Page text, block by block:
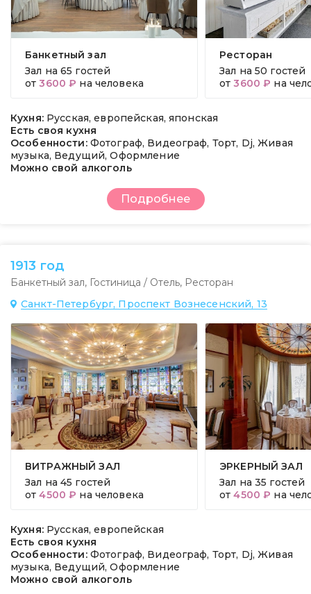
Банкетный зал
Зал на 65 гостей
от3600 ₽ на человека
Ресторан
Зал на 50 гостей
от3600 ₽ на
Кухня: Русская, европейская, японская
Есть своя кухня
Особенности: Фотограф, Видеограф, Торт, Dj, Живая
музыка, Ведущий, Оформление
Можно свой алкоголь
Подробнее
1913 год
Банкетный зал, Гостиница / Отель, Ресторан
Санкт-Петербург, Проспект Вознесенский, 13
ВИТРАЖНЫЙ ЗАЛ
Зал на 45 гостей
от4500 ₽ на человека
ЭРКЕРНЫЙ ЗАЛ
Зал на 35 гостей
от4500 ₽ на
Кухня: Русская, европейская
Есть своя кухня
Особенности: Фотограф, Видеограф, Торт, Dj, Живая
музыка, Ведущий, Оформление
Можно свой алкоголь